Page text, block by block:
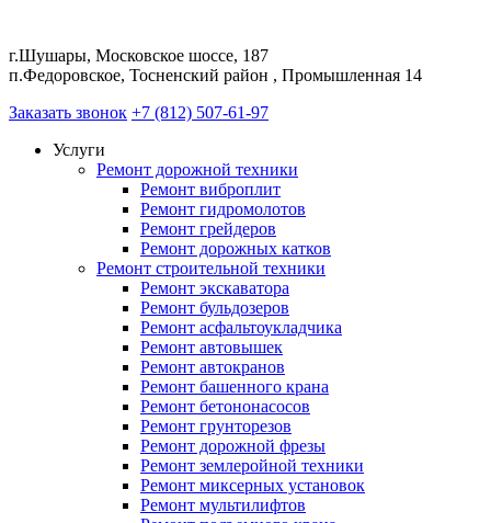
г.Шушары, Московское шоссе, 187
п.Федоровское, Тосненский район , Промышленная 14
Заказать звонок +7 (812) 507-61-97
Услуги
Ремонт дорожной техники
Ремонт виброплит
Ремонт гидромолотов
Ремонт грейдеров
Ремонт дорожных катков
Ремонт строительной техники
Ремонт экскаватора
Ремонт бульдозеров
Ремонт асфальтоукладчика
Ремонт автовышек
Ремонт автокранов
Ремонт башенного крана
Ремонт бетононасосов
Ремонт грунторезов
Ремонт дорожной фрезы
Ремонт землеройной техники
Ремонт миксерных установок
Ремонт мультилифтов